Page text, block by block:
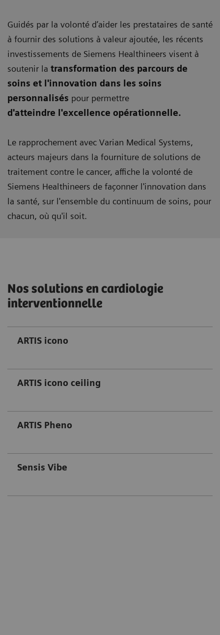
Guidés par la volonté d’aider les prestataires de santé
à fournir des solutions à valeur ajoutée, les récents
investissements de Siemens Healthineers visent à
soutenir la transformation des parcours de
soins et l'innovation dans les soins
personnalisés pour permettre
d'atteindre l'excellence opérationnelle.
Le rapprochement avec Varian Medical Systems,
acteurs majeurs dans la fourniture de solutions de
traitement contre le cancer, affiche la volonté de
Siemens Healthineers de façonner l'innovation dans
la santé, sur l'ensemble du continuum de soins, pour
chacun, où qu'il soit.
Nos solutions en cardiologie
interventionnelle
ARTIS icono
ARTIS icono ceiling
ARTIS Pheno
Sensis Vibe